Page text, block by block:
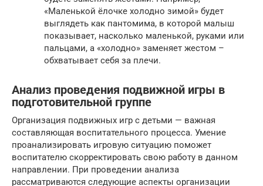
«Маленькой ёлочке холодно зимой» будет
выглядеть как пантомима, в которой малыш
показывает, насколько маленькой, руками или
пальцами, а «холодно» заменяет жестом –
обхватывает себя за плечи.
Анализ проведения подвижной игры в
подготовительной группе
Организация подвижных игр с детьми — важная
составляющая воспитательного процесса. Умение
проанализировать игровую ситуацию поможет
воспитателю скорректировать свою работу в данном
направлении. При проведении анализа
рассматриваются следующие аспекты организации